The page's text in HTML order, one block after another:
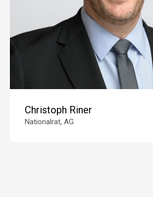
Christoph Riner
Nationalrat, AG